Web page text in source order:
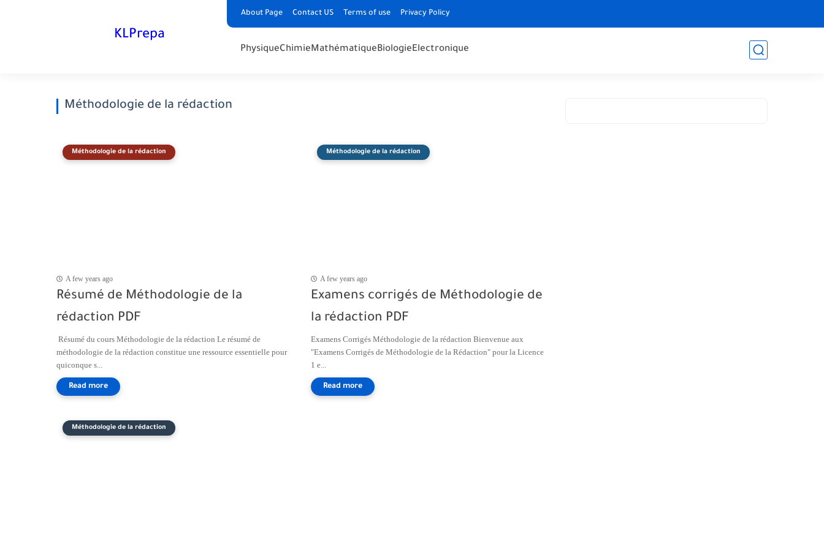
About Page Contact US Terms of use Privacy Policy
KLPrepa
PhysiqueChimieMathématiqueBiologieElectronique
Méthodologie de la rédaction
Méthodologie de la rédaction
A few years ago
Résumé de Méthodologie de la
rédaction PDF
Résumé du cours Méthodologie de la rédaction Le résumé de
méthodologie de la rédaction constitue une ressource essentielle pour
quiconque s...
Méthodologie de la rédaction
A few years ago
Examens corrigés de Méthodologie de
la rédaction PDF
Examens Corrigés Méthodologie de la rédaction Bienvenue aux
"Examens Corrigés de Méthodologie de la Rédaction" pour la Licence
1 e...
Méthodologie de la rédaction